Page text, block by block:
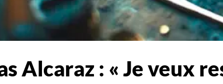
Alcaraz : « Je veux